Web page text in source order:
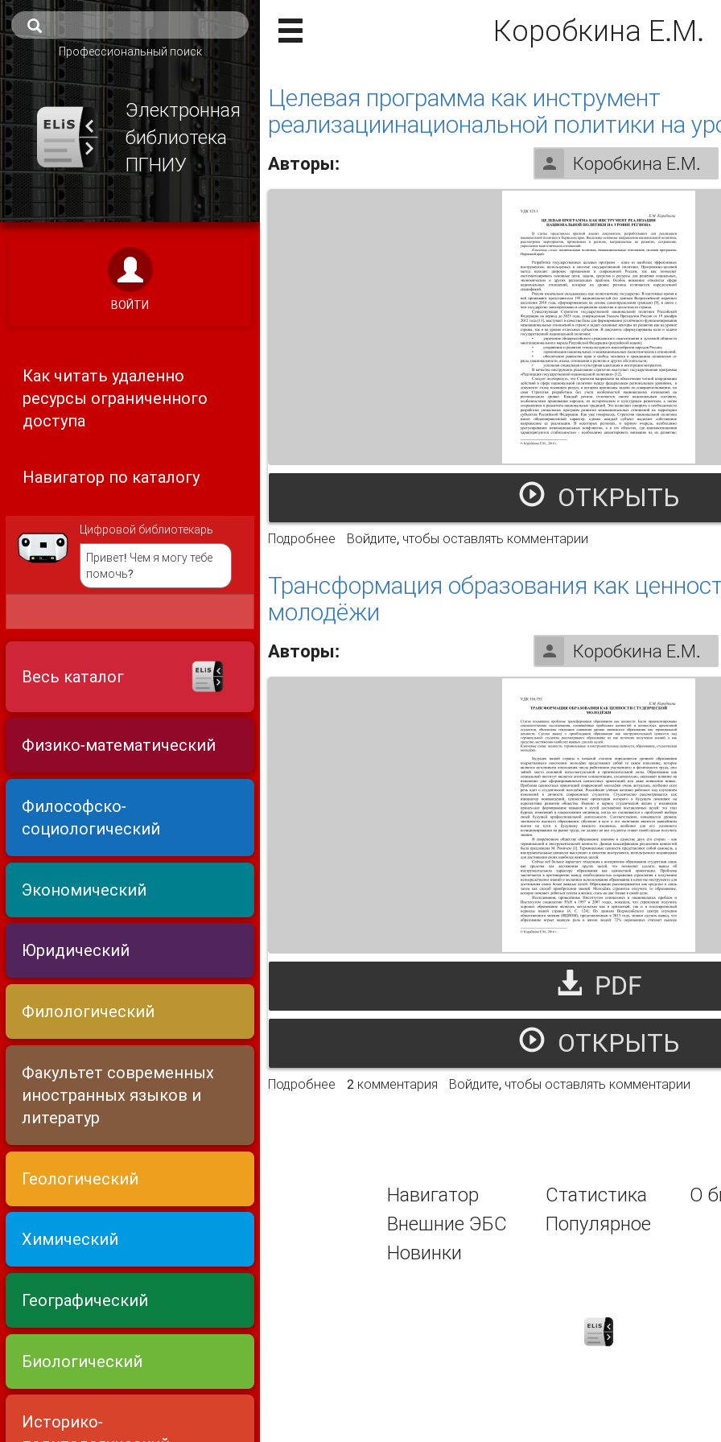
Профессиональный поиск
Электронная
библиотека
ПГНИУ
ВОЙТИ
Как читать удаленно
ресурсы ограниченного
доступа
Навигатор по каталогу
Цифровой библиотекарь
Привет! Чем я могу тебе
помочь?
Весь каталог
Физико-математический
Философско-
социологический
Экономический
Юридический
Филологический
Факультет современных
иностранных языков и
литератур
Геологический
Химический
Географический
Биологический
Историко-
Коробкина Е.М.
Целевая программа как инструмент
реализациинациональной политики на
Авторы: Коробкина Е.М.
ОТКРЫТЬ
Подробнее о Целевая программа как инструмент
Войдите, чтобы оставлять комментарии
Трансформация образования как
молодёжи
Авторы: Коробкина Е.М.
PDF
ОТКРЫТЬ
Подробнее о Трансформация образования как ценности студенческой
2 комментария Войдите, чтобы оставлять комментарии
Навигатор
Внешние ЭБС
Новинки
Статистика
Популярное
О